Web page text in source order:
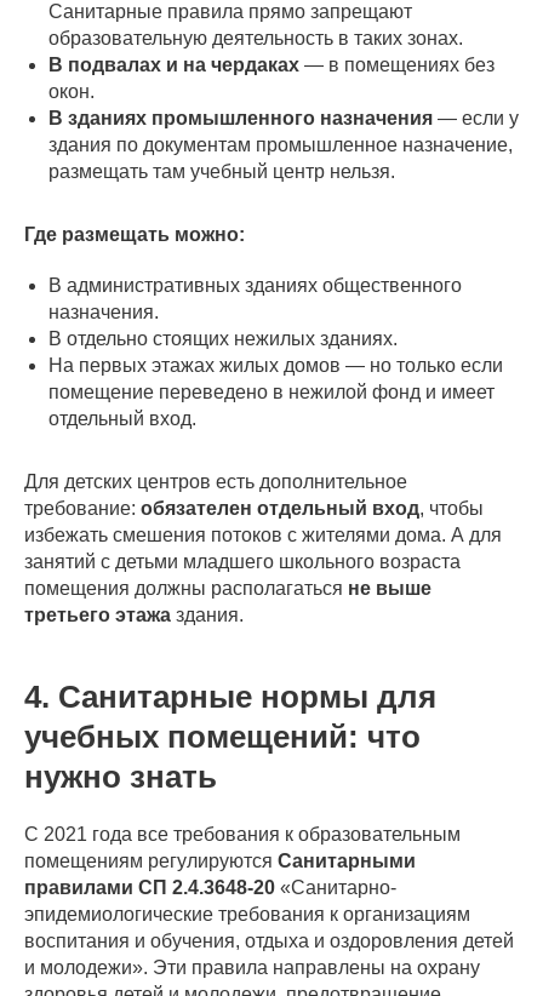
Санитарные правила прямо запрещают
образовательную деятельность в таких зонах.
В подвалах и на чердаках — в помещениях без
окон.
В зданиях промышленного назначения — если у
здания по документам промышленное назначение,
размещать там учебный центр нельзя.
Где размещать можно:
В административных зданиях общественного
назначения.
В отдельно стоящих нежилых зданиях.
На первых этажах жилых домов — но только если
помещение переведено в нежилой фонд и имеет
отдельный вход.
Для детских центров есть дополнительное
требование: обязателен отдельный вход, чтобы
избежать смешения потоков с жителями дома. А для
занятий с детьми младшего школьного возраста
помещения должны располагаться не выше
третьего этажа здания.
4. Санитарные нормы для
учебных помещений: что
нужно знать
С 2021 года все требования к образовательным
помещениям регулируются Санитарными
правилами СП 2.4.3648-20 «Санитарно-
эпидемиологические требования к организациям
воспитания и обучения, отдыха и оздоровления детей
и молодежи». Эти правила направлены на охрану